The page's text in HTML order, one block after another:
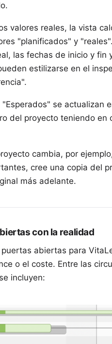
valores reales, la vista
"planificados" y
las fechas de inicio y fin
estilizarse en el
se actualizan
del proyecto teniendo en
cambia, por
cree una copia del
más adelante.
con la realidad
abiertas para
o el coste. Entre las
incluyen: